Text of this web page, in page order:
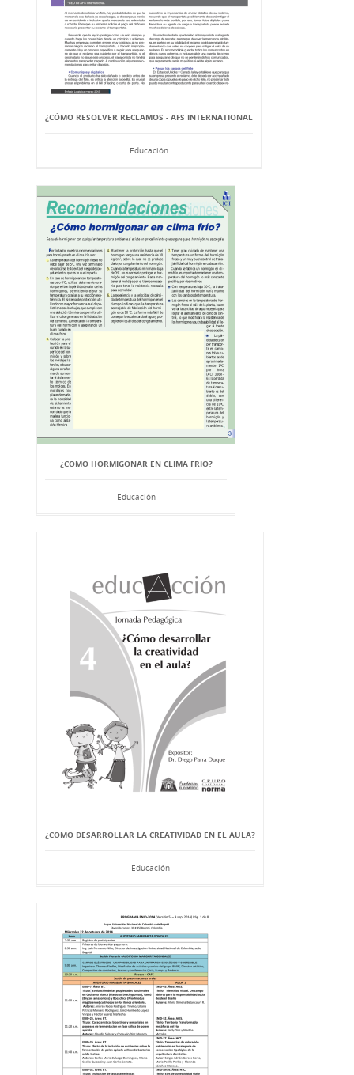
¿CÓMO RESOLVER RECLAMOS - AFS INTERNATIONAL
Educación
¿CÓMO HORMIGONAR EN CLIMA FRÍO?
Educación
¿CÓMO DESARROLLAR LA CREATIVIDAD EN EL AULA?
Educación